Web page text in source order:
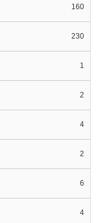
160
230
1
2
4
2
6
4